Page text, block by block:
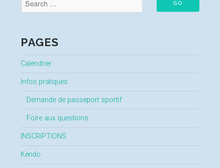
PAGES
Calendrier
Infos pratiques
Demande de passeport sportif
Foire aux questions
INSCRIPTIONS
Kendo